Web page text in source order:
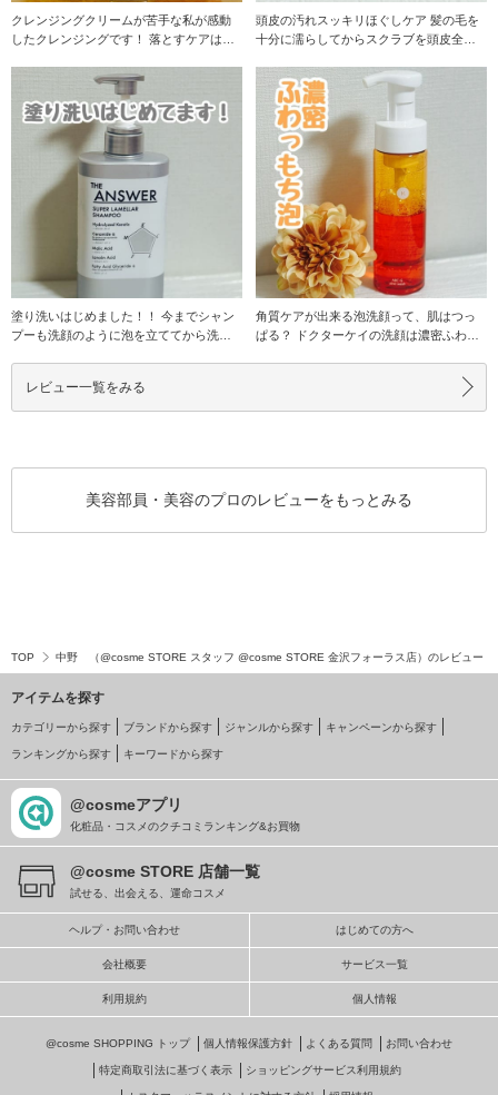
クレンジングクリームが苦手な私が感動
したクレンジングです！ 落とすケアはス
頭皮の汚れスッキリほぐしケア 髪の毛を
十分に濡らしてからスクラブを頭皮全体
塗り洗いはじめました！！ 今までシャン
プーも洗顔のように泡を立ててから洗っ
角質ケアが出来る泡洗顔って、肌はつっ
ぱる？ ドクターケイの洗顔は濃密ふわっ
レビュー一覧をみる
美容部員・美容のプロのレビューをもっとみる
TOP 中野 （@cosme STORE スタッフ @cosme STORE 金沢フォーラス店）のレビュー
アイテムを探す
カテゴリーから探す ブランドから探す ジャンルから探す キャンペーンから探す
ランキングから探す キーワードから探す
@cosmeアプリ
化粧品・コスメのクチコミランキング&お買物
@cosme STORE 店舗一覧
試せる、出会える、運命コスメ
ヘルプ・お問い合わせ はじめての方へ
会社概要 サービス一覧
利用規約 個人情報
@cosme SHOPPING トップ 個人情報保護方針 よくある質問 お問い合わせ
特定商取引法に基づく表示 ショッピングサービス利用規約